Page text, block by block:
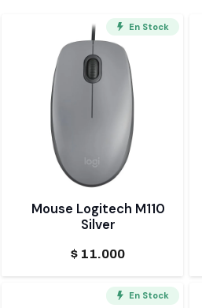
En Stock
Mouse Logitech M110
Silver
$ 11.000
En Stock